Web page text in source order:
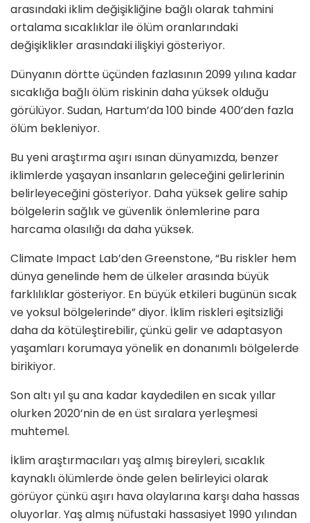
arasındaki iklim değişikliğine bağlı olarak tahmini
ortalama sıcaklıklar ile ölüm oranlarındaki
değişiklikler arasındaki ilişkiyi gösteriyor.
Dünyanın dörtte üçünden fazlasının 2099 yılına kadar
sıcaklığa bağlı ölüm riskinin daha yüksek olduğu
görülüyor. Sudan, Hartum’da 100 binde 400’den fazla
ölüm bekleniyor.
Bu yeni araştırma aşırı ısınan dünyamızda, benzer
iklimlerde yaşayan insanların geleceğini gelirlerinin
belirleyeceğini gösteriyor. Daha yüksek gelire sahip
bölgelerin sağlık ve güvenlik önlemlerine para
harcama olasılığı da daha yüksek.
Climate Impact Lab’den Greenstone, “Bu riskler hem
dünya genelinde hem de ülkeler arasında büyük
farklılıklar gösteriyor. En büyük etkileri bugünün sıcak
ve yoksul bölgelerinde” diyor. İklim riskleri eşitsizliği
daha da kötüleştirebilir, çünkü gelir ve adaptasyon
yaşamları korumaya yönelik en donanımlı bölgelerde
birikiyor.
Son altı yıl şu ana kadar kaydedilen en sıcak yıllar
olurken 2020’nin de en üst sıralara yerleşmesi
muhtemel.
İklim araştırmacıları yaş almış bireyleri, sıcaklık
kaynaklı ölümlerde önde gelen belirleyici olarak
görüyor çünkü aşırı hava olaylarına karşı daha hassas
oluyorlar. Yaş almış nüfustaki hassasiyet 1990 yılından